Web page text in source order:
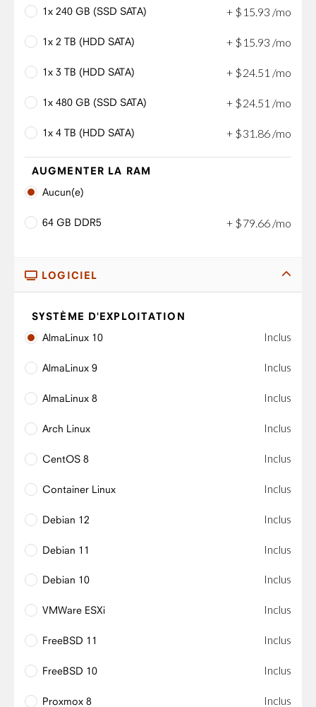
1x 240 GB (SSD SATA) + $ 15.93 /mo
1x 2 TB (HDD SATA) + $ 15.93 /mo
1x 3 TB (HDD SATA) + $24.51 /mo
1x 480 GB (SSD SATA) + $24.51 /mo
1x 4 TB (HDD SATA) + $31 86 /mo
AUGMENTER LA RAM
Aucun(e)
64 GB DDR5 + $79.66 /mo
LOGICIEL
SYSTÈME D'EXPLOITATION
AlmaLinux 10
Inclus
AlmaLinux 9 Inclus
AlmaLinux 8 Inclus
Arch Linux Inclus
CentOS 8 Inclus
Container Linux Inclus
Debian 12 Inclus
Debian 11 Inclus
Debian 10 Inclus
VMWare ESXi Inclus
FreeBSD 11 Inclus
FreeBSD 10 Inclus
Proxmox 8 Inclus